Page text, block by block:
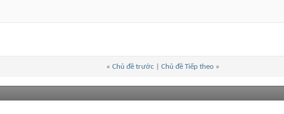
« Chủ đề trước Chủ đề Tiếp theo »